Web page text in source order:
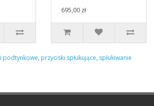
695,00 zł
podtynkowe, przyciski spłukujące, spłukiwanie